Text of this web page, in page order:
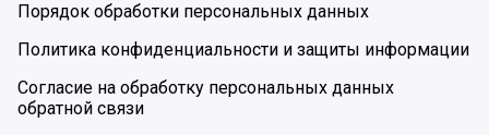
Порядок обработки персональных данных
Политика конфиденциальности и защиты информации
Согласие на обработку персональных данных
обратной связи